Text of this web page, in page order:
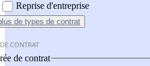
Reprise d'entreprise
de types de contrat
CONTRAT
de contrat